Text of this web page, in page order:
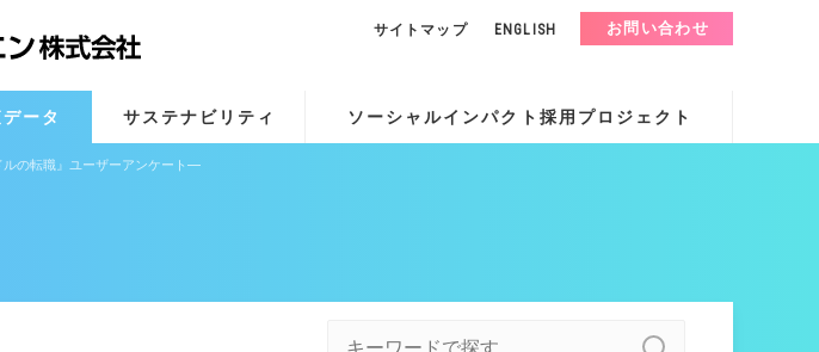
ータ サステナビリティ ソーシャルインパクト採用プロジェクト
サイトマップ ENGLISH お問い合わせ
ルの転職』ユーザーアンケート―